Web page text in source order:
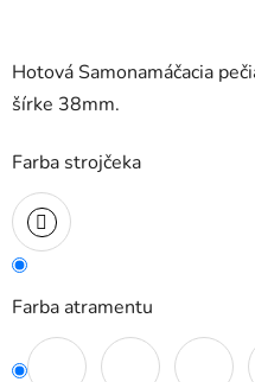
Hotová Samonamáčacia
šírke 38mm.
Farba strojčeka
Farba atramentu